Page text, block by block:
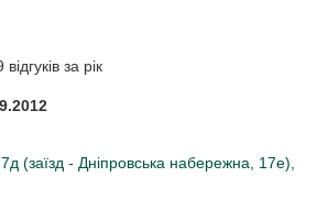
за рік
(заїзд - Дніпровська набережна, 17е),